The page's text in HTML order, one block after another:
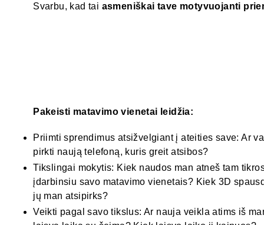
Svarbu, kad tai asmeniškai tave motyvuojanti
Pakeisti matavimo vienetai leidžia:
Priimti sprendimus atsižvelgiant į ateities save: Ar
pirkti naują telefoną, kuris greit atsibos?
Tikslingai mokytis: Kiek naudos man atneš tam
įdarbinsiu savo matavimo vienetais? Kiek 3D
jų man atsipirks?
Veikti pagal savo tikslus: Ar nauja veikla atims iš